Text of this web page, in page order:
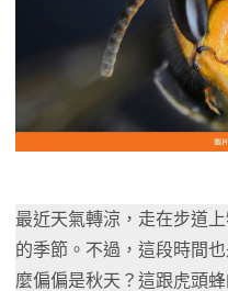
最近天氣轉涼，走在步道
的季節。不過，這段時間
麼偏偏是秋天？這跟虎頭蜂